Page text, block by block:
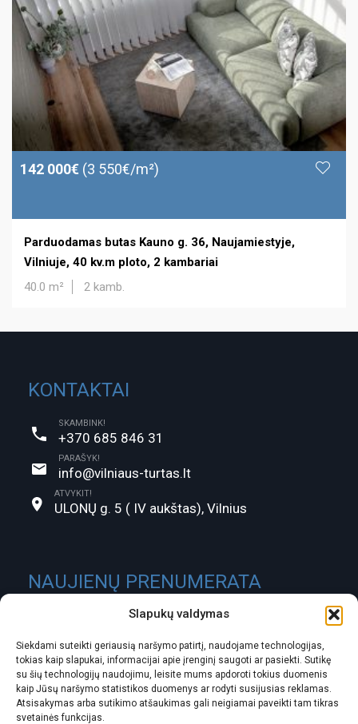
Slapukų valdymas
Siekdami suteikti geriausią naršymo patirtį, naudojame technologijas,
tokias kaip slapukai, informacijai apie įrenginį saugoti ar pasiekti. Sutikę
su šių technologijų naudojimu, leisite mums apdoroti tokius duomenis
kaip Jūsų naršymo statistikos duomenys ar rodyti susijusias reklamas.
Atsisakymas arba sutikimo atšaukimas gali neigiamai paveikti tam tikras
svetainės funkcijas.
142 000€ (3 550€/m²)
Parduodamas butas Kauno g. 36, Naujamiestyje,
Vilniuje, 40 kv.m ploto, 2 kambariai
40.0 m²
2 kamb.
KONTAKTAI
SKAMBINK!
+370 685 846 31
PARAŠYK!
info@vilniaus-turtas.lt
ATVYKIT!
ULONŲ g. 5 ( IV aukštas), Vilnius
NAUJIENŲ PRENUMERATA
ĮMONĖS KODAS: